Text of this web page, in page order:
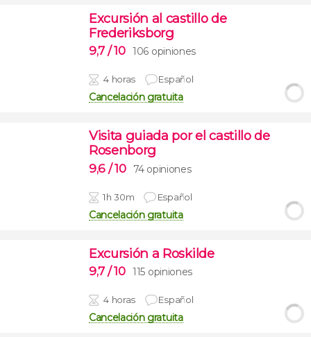
Excursión al castillo de
Frederiksborg
9,7 / 10 106 opiniones
4 horas Español
Cancelación gratuita
Visita guiada por el castillo de
Rosenborg
9,6 / 10 74 opiniones
1h 30m Español
Cancelación gratuita
Excursión a Roskilde
9,7 / 10 115 opiniones
4 horas Español
Cancelación gratuita